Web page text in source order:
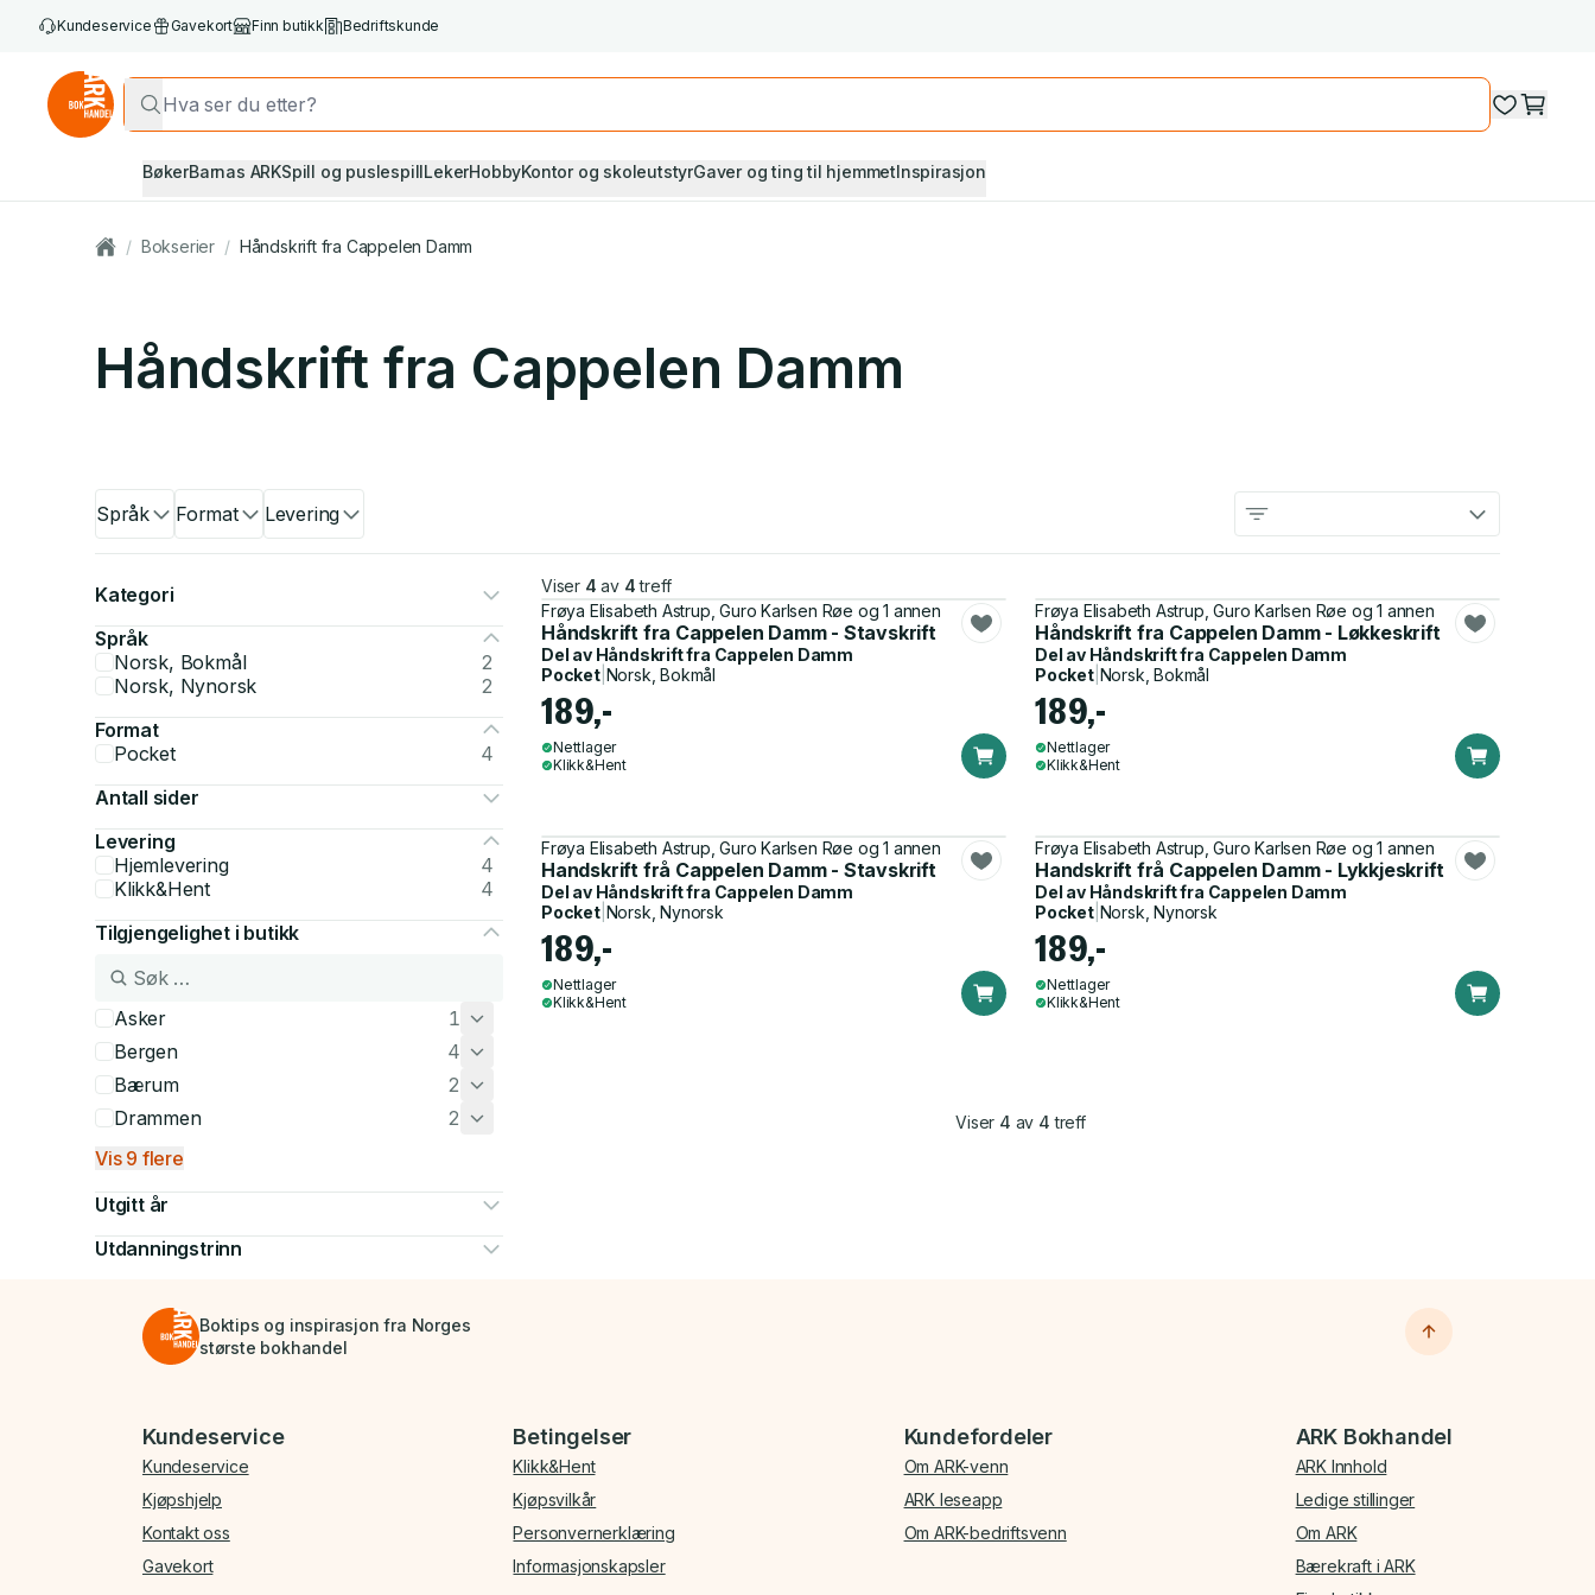
Kundeservice Gavekort Finn butikk Bedriftskunde
BøkerBarnas ARKSpill og puslespillLekerHobbyKontor og skoleutstyrGaver og ting til hjemmetInspirasjon
/ Bokserier / Håndskrift fra Cappelen Damm
Håndskrift fra Cappelen Damm
Språk Format Levering
Kategori
Språk
Norsk, Bokmål
2
Norsk, Nynorsk
2
Format
Pocket
4
Antall sider
Levering
Hjemlevering
4
Klikk&Hent
4
Tilgjengelighet i butikk
Asker
1
Bergen
4
Bærum
2
Drammen
2
Vis 9 flere
Utgitt år
Utdanningstrinn
Viser 4 av 4 treff
Frøya Elisabeth Astrup, Guro Karlsen Røe og 1 annen
Håndskrift fra Cappelen Damm - Stavskrift
Del av Håndskrift fra Cappelen Damm
Pocket| Norsk, Bokmål
189,-
Nettlager
Klikk&Hent
Frøya Elisabeth Astrup, Guro Karlsen Røe og 1 annen
Håndskrift fra Cappelen Damm - Løkkeskrift
Del av Håndskrift fra Cappelen Damm
Pocket| Norsk, Bokmål
189,-
Nettlager
Klikk&Hent
Frøya Elisabeth Astrup, Guro Karlsen Røe og 1 annen
Handskrift frå Cappelen Damm - Stavskrift
Del av Håndskrift fra Cappelen Damm
Pocket| Norsk, Nynorsk
189,-
Nettlager
Klikk&Hent
Frøya Elisabeth Astrup, Guro Karlsen Røe og 1 annen
Handskrift frå Cappelen Damm - Lykkjeskrift
Del av Håndskrift fra Cappelen Damm
Pocket| Norsk, Nynorsk
189,-
Nettlager
Klikk&Hent
Viser 4 av 4 treff
Boktips og inspirasjon fra Norges
største bokhandel
Bunnmeny
Kundeservice
Kundeservice
Kjøpshjelp
Kontakt oss
Gavekort
Betingelser
Klikk&Hent
Kjøpsvilkår
Personvernerklæring
Informasjonskapsler
Kundefordeler
Om ARK-venn
ARK leseapp
Om ARK-bedriftsvenn
ARK Bokhandel
ARK Innhold
Ledige stillinger
Om ARK
Bærekraft i ARK